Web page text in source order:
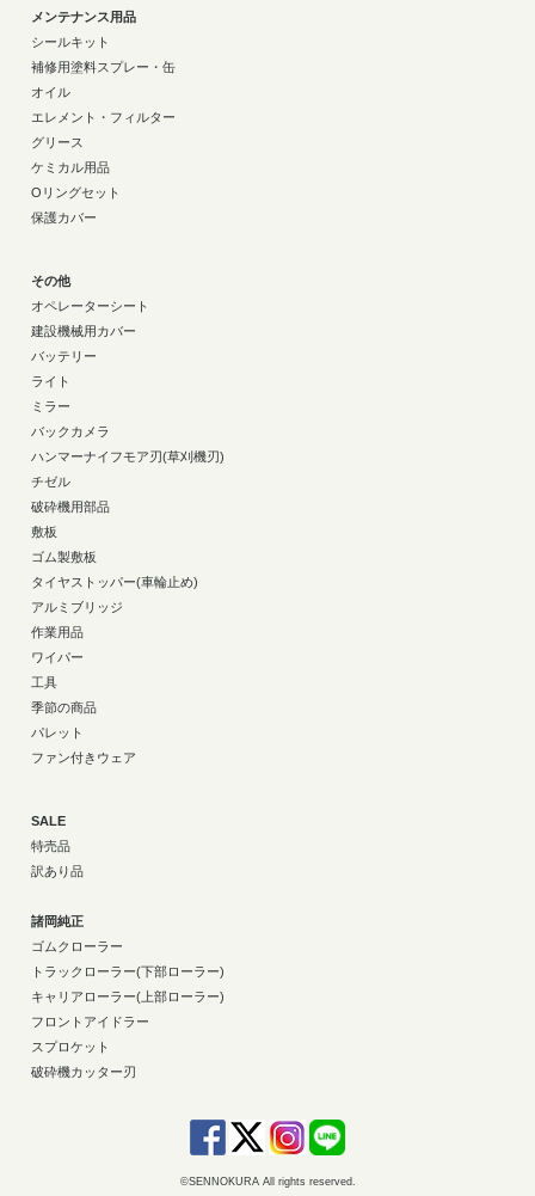
メンテナンス用品
シールキット
補修用塗料スプレー・缶
オイル
エレメント・フィルター
グリース
ケミカル用品
Oリングセット
保護カバー
その他
オペレーターシート
建設機械用カバー
バッテリー
ライト
ミラー
バックカメラ
ハンマーナイフモア刃(草刈機刃)
チゼル
破砕機用部品
敷板
ゴム製敷板
タイヤストッパー(車輪止め)
アルミブリッジ
作業用品
ワイパー
工具
季節の商品
パレット
ファン付きウェア
SALE
特売品
訳あり品
諸岡純正
ゴムクローラー
トラックローラー(下部ローラー)
キャリアローラー(上部ローラー)
フロントアイドラー
スプロケット
破砕機カッター刃
©SENNOKURA All rights reserved.